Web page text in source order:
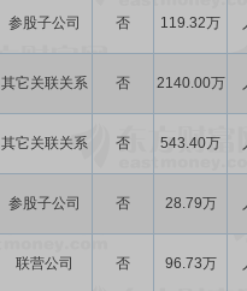
参股子公司 否 119.32万
其它关联关系 否 2140.00万
其它关联关系 否 543.40万
参股子公司 否 28.79万
联营公司 否 96.73万